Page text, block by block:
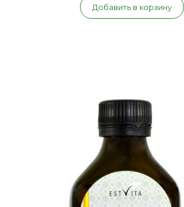
Добавить в корзину